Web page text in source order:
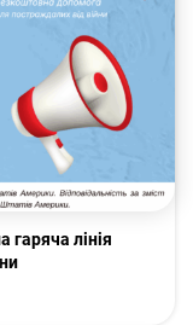
гаряча лінія